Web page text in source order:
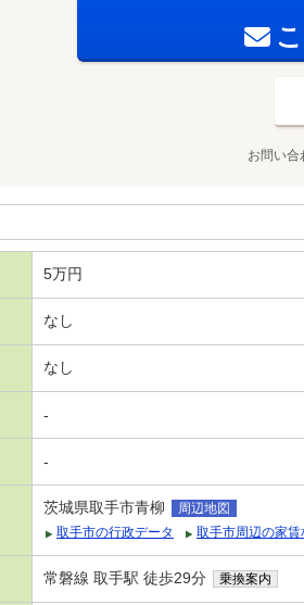
お問い合
5万円
なし
なし
-
-
茨城県取手市青柳
周辺地図
取手市の行政データ
取手市周辺の家賃
常磐線 取手駅 徒歩29分 乗換案内